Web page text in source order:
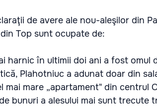
de avere ale nou-aleşilor din
Top sunt ocupate de:
harnic în ultimii doi ani a fost omul
Plahotniuc a adunat doar din
mai mare „apartament" din centrul
bunuri a alesului mai sunt trecute